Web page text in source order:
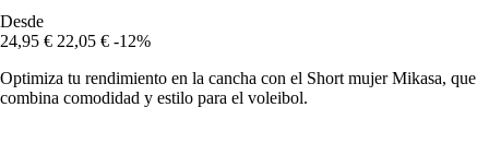
Desde
24,95 € 22,05 € -12%
Optimiza tu rendimiento en la cancha con el Short mujer Mikasa, que
combina comodidad y estilo para el voleibol.